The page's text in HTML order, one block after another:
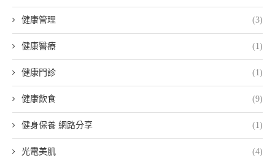
健康管理 (3)
健康醫療 (1)
健康門診 (1)
健康飲食 (9)
健身保養 網路分享 (1)
光電美肌 (4)